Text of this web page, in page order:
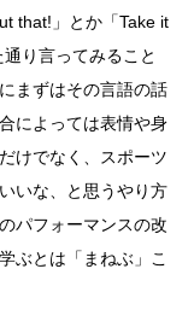
that!」とか「Take it
り言ってみること
まずはその言語の話
によっては表情や身
けでなく、スポーツ
いな、と思うやり方
パフォーマンスの改
ぶとは「まねぶ」こ